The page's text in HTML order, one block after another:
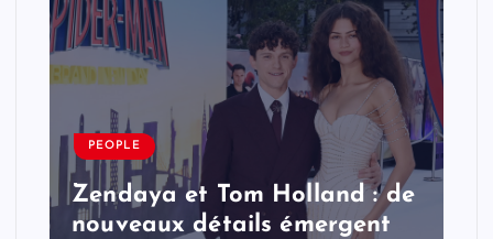
PEOPLE
Zendaya et Tom Holland : de
nouveaux détails émergent